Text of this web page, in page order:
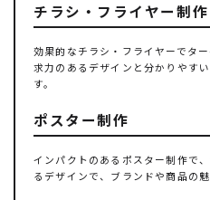
チラシ・フライヤー制作
効果的なチラシ・フライヤーでタ
求力のあるデザインと分かりやす
す。
ポスター制作
インパクトのあるポスター制作で
るデザインで、ブランドや商品の